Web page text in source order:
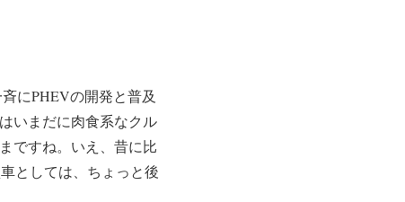
にPHEVの開発と普及
いまだに肉食系なクル
ですね。いえ、昔に比
としては、ちょっと後